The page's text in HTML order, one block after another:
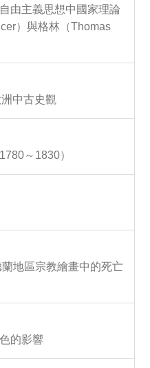
由主義思想中國家理論
）與格林（Thomas
中古史觀
～1830）
地區宗教繪畫中的死亡
的影響